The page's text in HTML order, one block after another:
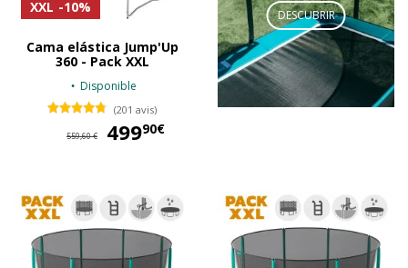
XXL -10%
Cama elástica Jump'Up
360 - Pack XXL
Disponible
(201 avis)
559,60 € 49990€
DESCUBRIR